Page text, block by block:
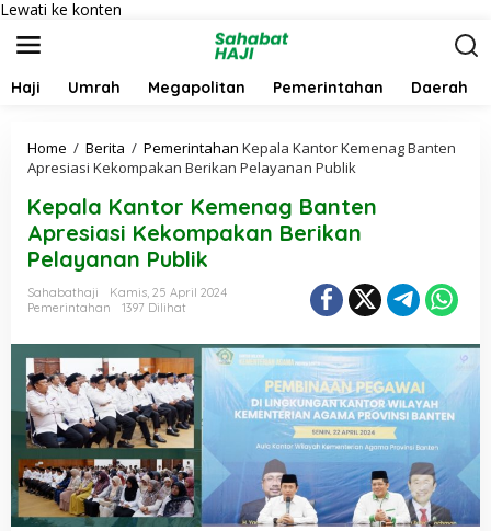
Lewati ke konten
Haji Umrah Megapolitan Pemerintahan Daerah
Home / Berita / Pemerintahan Kepala Kantor Kemenag Banten
Apresiasi Kekompakan Berikan Pelayanan Publik
Kepala Kantor Kemenag Banten
Apresiasi Kekompakan Berikan
Pelayanan Publik
Sahabathaji
Kamis, 25 April 2024
Pemerintahan
1397 Dilihat